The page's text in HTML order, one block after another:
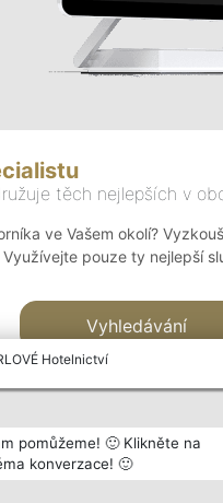
Hotelnictví
pomůžeme! 🙂 Klikněte na
konverzace! 🙂
těch nejlepších v
ve Vašem okolí?
pouze ty nejlepší
Vyhledávání